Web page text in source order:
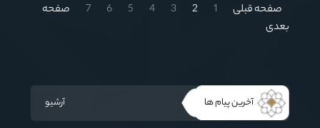
صفحه قبلی 1
2
3
4
5
6
7
صفحه
بعدی
آخرین پیام ها آرشیو